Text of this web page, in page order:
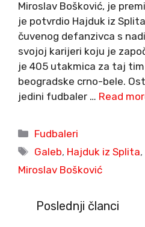
Miroslav Bošković, je
je potvrdio Hajduk iz
čuvenog defanzivca s
svojoj karijeri koju je
je 405 utakmica za taj
beogradske crno-bele.
jedini fudbaler … Read
Categories
Fudbaleri
Tags
Galeb, Hajduk iz Splita,
Miroslav Bošković
Poslednji članci